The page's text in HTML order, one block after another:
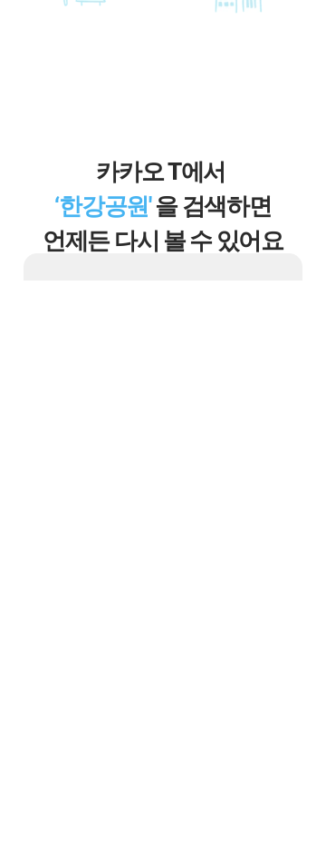
카카오 T에서
‘한강공원' 을 검색하면
언제든 다시 볼 수 있어요